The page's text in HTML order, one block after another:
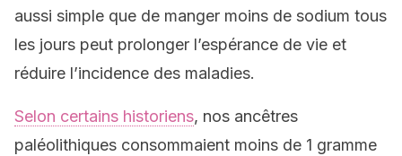
aussi simple que de manger moins de sodium tous
les jours peut prolonger l’espérance de vie et
réduire l’incidence des maladies.
Selon certains historiens, nos ancêtres
paléolithiques consommaient moins de 1 gramme